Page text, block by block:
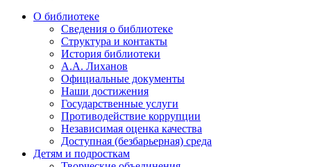
О библиотеке
Сведения о библиотеке
Структура и контакты
История библиотеки
А.А. Лиханов
Официальные документы
Наши достижения
Государственные услуги
Противодействие коррупции
Независимая оценка качества
Доступная (безбарьерная) среда
Детям и подросткам